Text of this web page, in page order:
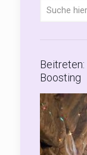
Boosting